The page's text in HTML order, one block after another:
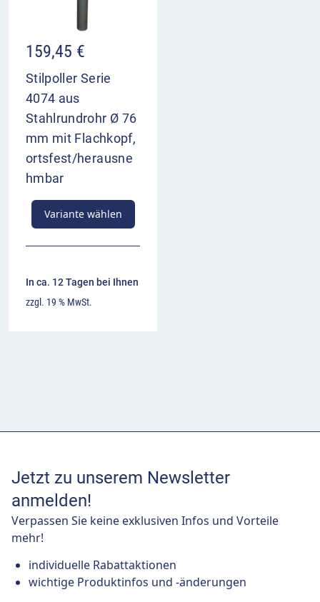
159,45 €
Stilpoller Serie
4074 aus
Stahlrundrohr Ø 76
mm mit Flachkopf,
ortsfest/herausne
hmbar
Variante wählen
In ca. 12 Tagen bei Ihnen
zzgl. 19 % MwSt.
Jetzt zu unserem Newsletter
anmelden!
Verpassen Sie keine exklusiven Infos und Vorteile
mehr!
individuelle Rabattaktionen
wichtige Produktinfos und -änderungen